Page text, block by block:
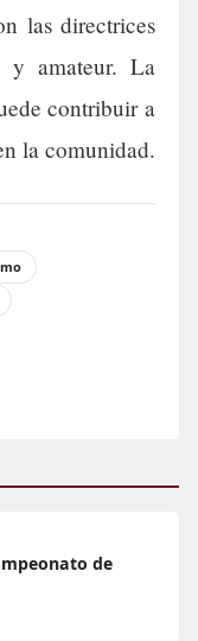
las directrices
y amateur. La
contribuir a
la comunidad.
de